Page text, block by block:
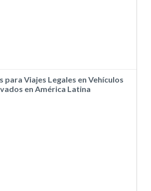
para Viajes Legales en Vehículos
en América Latina